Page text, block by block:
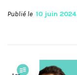
Publié le 10 juin 2024